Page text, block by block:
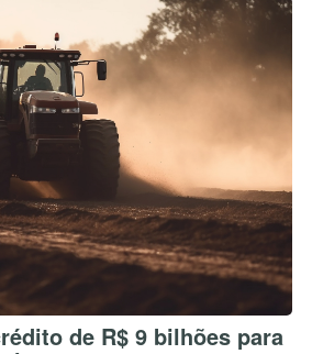
de R$ 9 bilhões para